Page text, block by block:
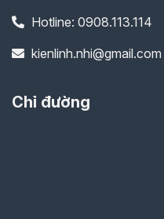
Hotline: 0908.113.114
kienlinh.nhi@gmail.com
Chỉ đường